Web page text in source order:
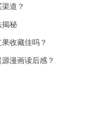
道？
秘
收藏佳吗？
漫画读后感？